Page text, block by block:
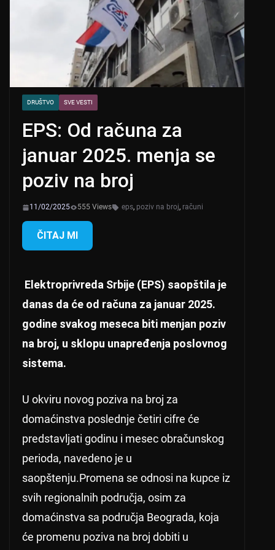
DRUŠTVO SVE VESTI
EPS: Od računa za
januar 2025. menja se
poziv na broj
11/02/2025 555 Views eps, poziv na broj, računi
ČITAJ MI
Elektroprivreda Srbije (EPS) saopštila je
danas da će od računa za januar 2025.
godine svakog meseca biti menjan poziv
na broj, u sklopu unapređenja poslovnog
sistema.
U okviru novog poziva na broj za
domaćinstva poslednje četiri cifre će
predstavljati godinu i mesec obračunskog
perioda, navedeno je u
saopštenju.Promena se odnosi na kupce iz
svih regionalnih područja, osim za
domaćinstva sa područja Beograda, koja
će promenu poziva na broj dobiti u